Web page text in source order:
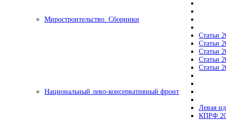
Миростроительство. Сборники
Статьи
Статьи
Статьи
Статьи
Статьи
Национальный лево-консервативный фронт
Левая
КПРФ